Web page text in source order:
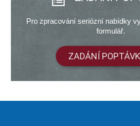
Pro zpracování seriózní nabídky
formulář.
ZADÁNÍ